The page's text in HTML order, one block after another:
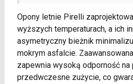
Opony letnie Pirelli
wyższych temperaturach, a ich
asymetryczny bieżnik
mokrym asfalcie.
zapewnia wysoką odporność
przedwczesne zużycie, co